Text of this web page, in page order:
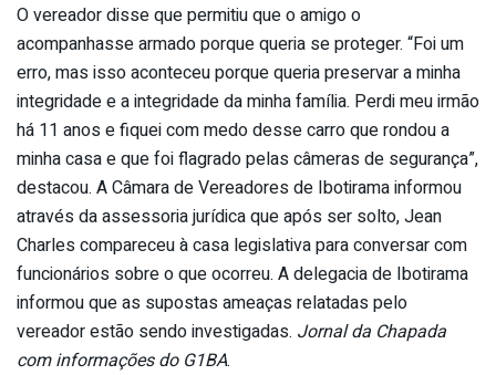
O vereador disse que permitiu que o amigo o
acompanhasse armado porque queria se proteger. “Foi um
erro, mas isso aconteceu porque queria preservar a minha
integridade e a integridade da minha família. Perdi meu irmão
há 11 anos e fiquei com medo desse carro que rondou a
minha casa e que foi flagrado pelas câmeras de segurança”,
destacou. A Câmara de Vereadores de Ibotirama informou
através da assessoria jurídica que após ser solto, Jean
Charles compareceu à casa legislativa para conversar com
funcionários sobre o que ocorreu. A delegacia de Ibotirama
informou que as supostas ameaças relatadas pelo
vereador estão sendo investigadas. Jornal da Chapada
com informações do G1BA.